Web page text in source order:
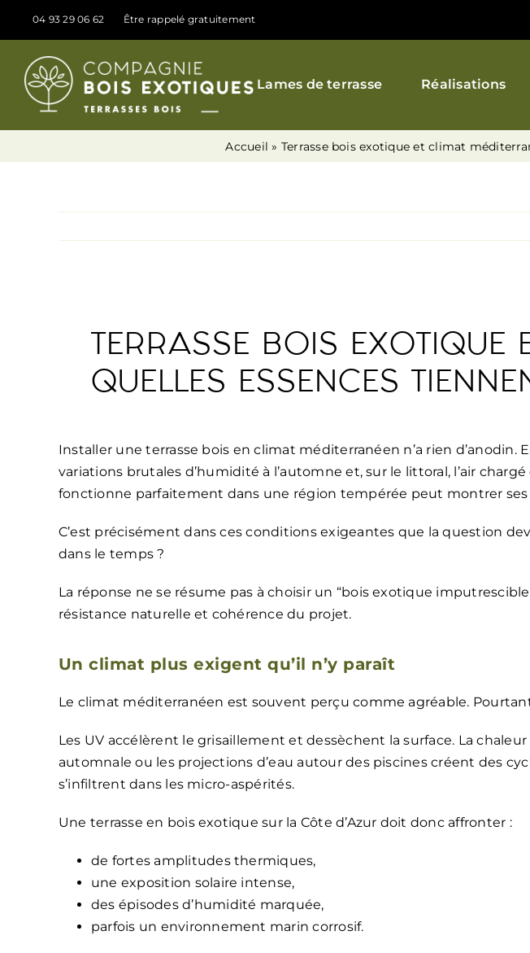
contenu
04 93 29 06 62 Être rappelé gratuitement
Lames de terrasse Réalisations
Accueil » Terrasse bois exotique et climat
TERRASSE BOIS EXOTIQUE
QUELLES ESSENCES
Installer une terrasse bois en climat méditerranéen n’a rien
variations brutales d’humidité à l’automne et, sur le littoral, l’air
fonctionne parfaitement dans une région tempérée peut montrer ses
C’est précisément dans ces conditions exigeantes que la question
dans le temps ?
La réponse ne se résume pas à choisir un “bois exotique
résistance naturelle et cohérence du projet.
Un climat plus exigent qu’il n’y paraît
Le climat méditerranéen est souvent perçu comme agréable.
Les UV accélèrent le grisaillement et dessèchent la surface. La
automnale ou les projections d’eau autour des piscines créent des
s’infiltrent dans les micro-aspérités.
Une terrasse en bois exotique sur la Côte d’Azur doit donc affronter :
de fortes amplitudes thermiques,
une exposition solaire intense,
des épisodes d’humidité marquée,
parfois un environnement marin corrosif.